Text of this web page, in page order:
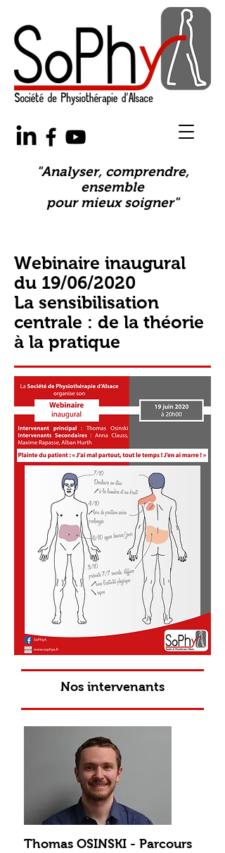
"Analyser, comprendre,
ensemble
pour mieux soigner"
Webinaire inaugural
du 19/06/2020
La sensibilisation
centrale : de la théorie
à la pratique
Nos intervenants
Thomas OSINSKI - Parcours